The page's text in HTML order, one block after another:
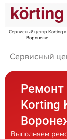
Сервисный центр Kortingв
Воронеже
Сервисный
Korting
Выполняем